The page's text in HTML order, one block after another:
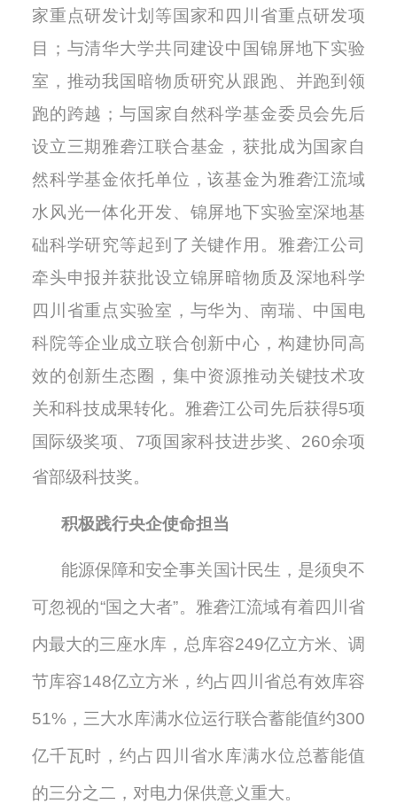
家重点研发计划等国家和四川省重点研发项
目；与清华大学共同建设中国锦屏地下实验
室，推动我国暗物质研究从跟跑、并跑到领
跑的跨越；与国家自然科学基金委员会先后
设立三期雅砻江联合基金，获批成为国家自
然科学基金依托单位，该基金为雅砻江流域
水风光一体化开发、 锦屏地下实验室深地基
础科学研究等起到了关键作用。 雅砻江公司
牵头申报并获批设立锦屏暗物质及深地科学
四川省重点实验室，与华为、南瑞、中国电
科院等企业成立联合创新中心 ， 构建协同高
效的创新生态圈，集中资源推动关键技术攻
关和科技成果转化。雅砻江公司先后获得5项
国际级奖项、7项国家科技进步奖、260余项
省部级科技奖。
积极践行央企使命担当
能源保障和安全事关国计民生，是须臾不
可忽视的“国之大者”。 雅砻江流域有着四川省
内最大的三座水库，总库容249亿立方米、调
节库容148亿立方米，约占四川省总有效库容
51%，三大水库满水位运行联合蓄能值约300
亿千瓦时，约占四川省水库满水位总蓄能值
的三分之二，对电力保供意义重大。